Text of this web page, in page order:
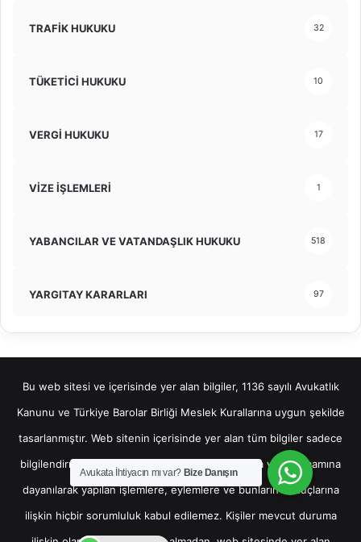
TRAFİK HUKUKU 32
TÜKETİCİ HUKUKU 10
VERGİ HUKUKU 17
VİZE İŞLEMLERİ 1
YABANCILAR VE VATANDAŞLIK HUKUKU 518
YARGITAY KARARLARI 97
Bu web sitesi ve içerisinde yer alan bilgiler, 1136 sayılı Avukatlık
Kanunu ve Türkiye Barolar Birliği Meslek Kurallarına uygun şekilde
tasarlanmıştır. Web sitenin içerisinde yer alan tüm bilgiler sadece
bilgilendirme amaçlı olup, bu bilgilerin bir kısmına veya tamamına
dayanılarak yapılan işlemlere, eylemlere ve bunların sonuçlarına
ilişkin hiçbir sorumluluk kabul edilemez. Kişiler mevcut duruma
Avukata İhtiyacın mı var? Bize Danışın